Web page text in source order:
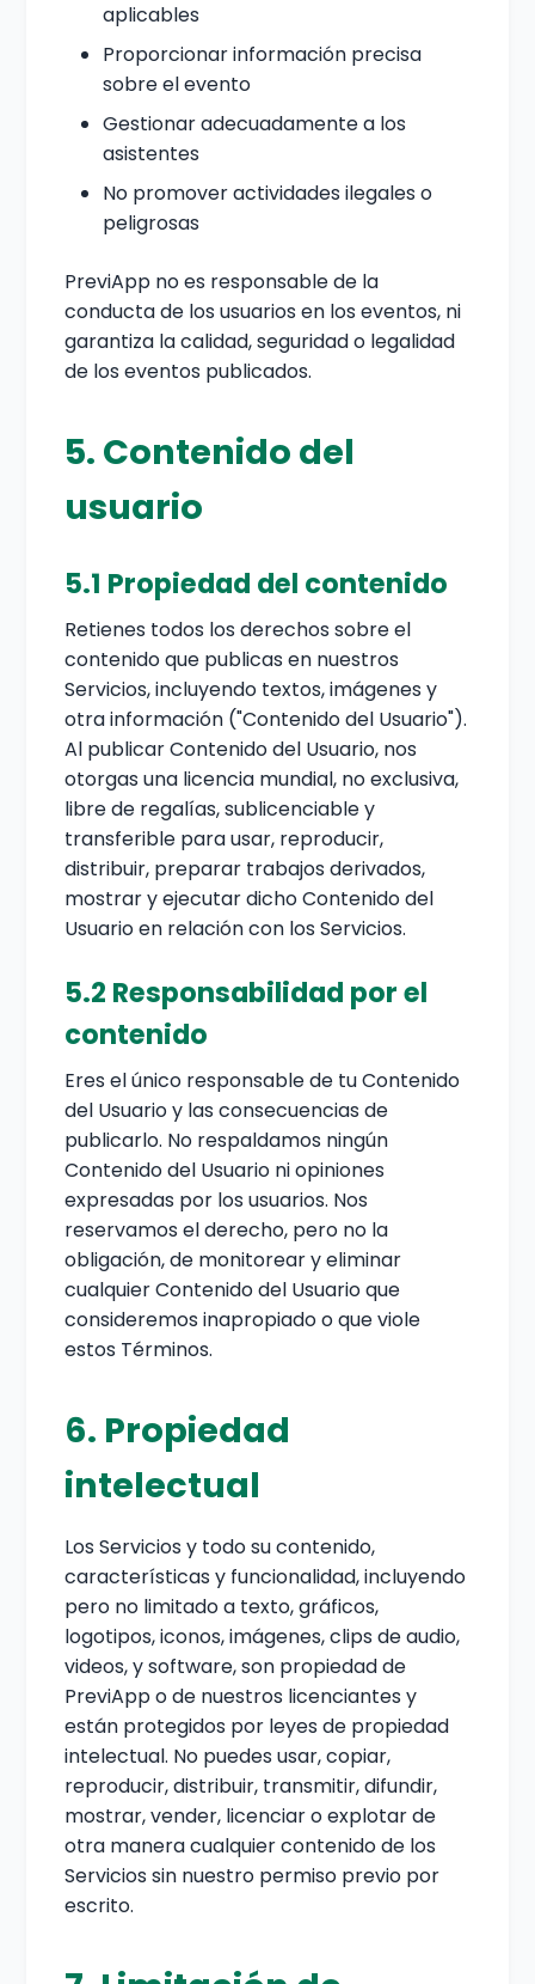
aplicables
Proporcionar información precisa
sobre el evento
Gestionar adecuadamente a los
asistentes
No promover actividades ilegales o
peligrosas
PreviApp no es responsable de la
conducta de los usuarios en los eventos, ni
garantiza la calidad, seguridad o legalidad
de los eventos publicados.
5. Contenido del
usuario
5.1 Propiedad del contenido
Retienes todos los derechos sobre el
contenido que publicas en nuestros
Servicios, incluyendo textos, imágenes y
otra información ("Contenido del Usuario").
Al publicar Contenido del Usuario, nos
otorgas una licencia mundial, no exclusiva,
libre de regalías, sublicenciable y
transferible para usar, reproducir,
distribuir, preparar trabajos derivados,
mostrar y ejecutar dicho Contenido del
Usuario en relación con los Servicios.
5.2 Responsabilidad por el
contenido
Eres el único responsable de tu Contenido
del Usuario y las consecuencias de
publicarlo. No respaldamos ningún
Contenido del Usuario ni opiniones
expresadas por los usuarios. Nos
reservamos el derecho, pero no la
obligación, de monitorear y eliminar
cualquier Contenido del Usuario que
consideremos inapropiado o que viole
estos Términos.
6. Propiedad
intelectual
Los Servicios y todo su contenido,
características y funcionalidad, incluyendo
pero no limitado a texto, gráficos,
logotipos, iconos, imágenes, clips de audio,
videos, y software, son propiedad de
PreviApp o de nuestros licenciantes y
están protegidos por leyes de propiedad
intelectual. No puedes usar, copiar,
reproducir, distribuir, transmitir, difundir,
mostrar, vender, licenciar o explotar de
otra manera cualquier contenido de los
Servicios sin nuestro permiso previo por
escrito.